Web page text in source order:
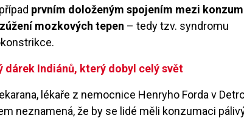
prvním doloženým spojením mezi
mozkových tepen – tedy tzv. syndromu
dárek Indiánů, který dobyl celý svět
lékaře z nemocnice Henryho Forda v
neznamená, že by se lidé měli konzumaci